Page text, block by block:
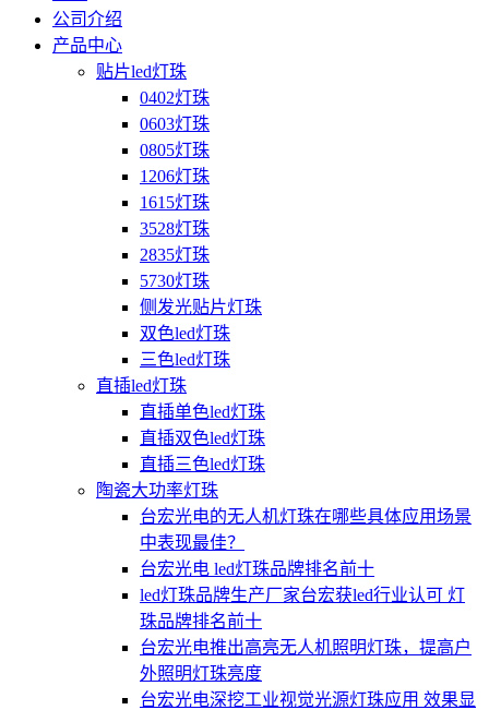
公司介绍
产品中心
贴片led灯珠
0402灯珠
0603灯珠
0805灯珠
1206灯珠
1615灯珠
3528灯珠
2835灯珠
5730灯珠
侧发光贴片灯珠
双色led灯珠
三色led灯珠
直插led灯珠
直插单色led灯珠
直插双色led灯珠
直插三色led灯珠
陶瓷大功率灯珠
台宏光电的无人机灯珠在哪些具体应用场景
中表现最佳？
台宏光电 led灯珠品牌排名前十
led灯珠品牌生产厂家台宏获led行业认可 灯
珠品牌排名前十
台宏光电推出高亮无人机照明灯珠，提高户
外照明灯珠亮度
台宏光电深挖工业视觉光源灯珠应用 效果显